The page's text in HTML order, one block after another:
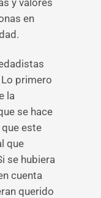
y valores
en
primero
la
se hace
este
que
se hubiera
cuenta
querido